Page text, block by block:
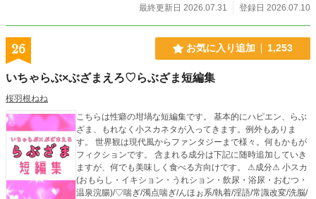
最終更新日 2026.07.31
登録日 2026.07.10
26 お気に入り追加 1,253
いちゃらぶ×ぶざまえろ♡らぶざま短編集
桜羽根ねね
こちらは性癖の坩堝な短編集です。 基本的にハピエン、らぶ
ざま、もれなく小スカネタが入ってきます。例外もありま
す。 世界観は現代風からファンタジーまで様々。何もかもが
フィクションです。 含まれる成分は下記に随時追加していき
ますが、何でも美味しく食べる方向けです。 ⚠成分⚠ 小スカ
(おもらし・イキション・うれション・飲尿・浴尿・おむつ・
温泉浣腸)/♡喘ぎ/濁点喘ぎ/んほぉ系/執着/淫語/常識改変/洗脳/